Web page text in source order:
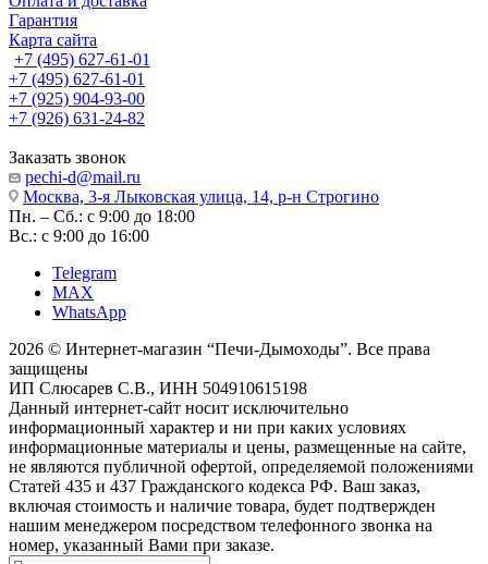
Гарантия
Карта сайта
+7 (495) 627-61-01
+7 (495) 627-61-01
+7 (925) 904-93-00
+7 (926) 631-24-82
Заказать звонок
pechi-d@mail.ru
Москва, 3-я Лыковская улица, 14, р-н Строгино
Пн. – Сб.: с 9:00 до 18:00
Вс.: с 9:00 до 16:00
Telegram
MAX
WhatsApp
2026 © Интернет-магазин “Печи-Дымоходы”. Все права
защищены
ИП Слюсарев С.В., ИНН 504910615198
Данный интернет-сайт носит исключительно
информационный характер и ни при каких условиях
информационные материалы и цены, размещенные на сайте,
не являются публичной офертой, определяемой положениями
Статей 435 и 437 Гражданского кодекса РФ. Ваш заказ,
включая стоимость и наличие товара, будет подтвержден
нашим менеджером посредством телефонного звонка на
номер, указанный Вами при заказе.